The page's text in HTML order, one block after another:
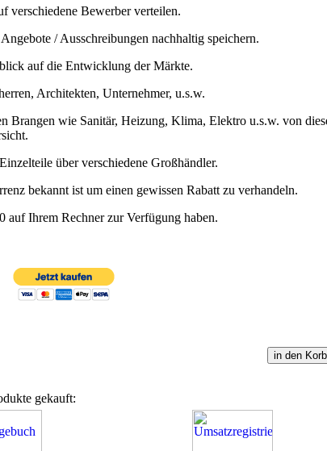
verschiedene Bewerber verteilen.
/ Ausschreibungen nachhaltig speichern.
auf die Entwicklung der Märkte.
Architekten, Unternehmer, u.s.w.
Brangen wie Sanitär, Heizung, Klima, Elektro u.s.w. von
über verschiedene Großhändler.
bekannt ist um einen gewissen Rabatt zu verhandeln.
auf Ihrem Rechner zur Verfügung haben.
gekauft: